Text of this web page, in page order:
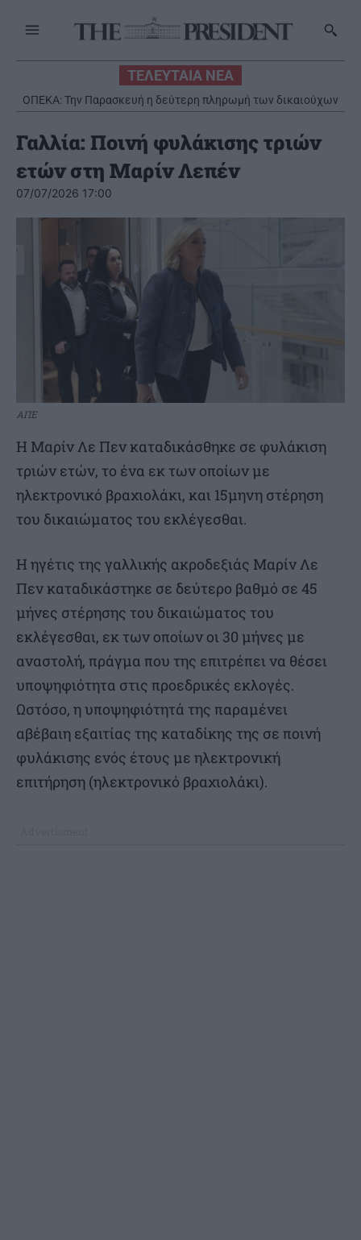
ΤΕΛΕΥΤΑΙΑ ΝΕΑ
ΟΠΕΚΑ: Την Παρασκευή η δεύτερη πληρωμή των δικαιούχων
του Λογαριασμού Αγροτικής Εστίας
Γαλλία: Ποινή φυλάκισης τριών
ετών στη Μαρίν Λεπέν
07/07/2026 17:00
ΑΠΕ
Η Μαρίν Λε Πεν καταδικάσθηκε σε φυλάκιση
τριών ετών, το ένα εκ των οποίων με
ηλεκτρονικό βραχιολάκι, και 15μηνη στέρηση
του δικαιώματος του εκλέγεσθαι.
Η ηγέτις της γαλλικής ακροδεξιάς Μαρίν Λε
Πεν καταδικάστηκε σε δεύτερο βαθμό σε 45
μήνες στέρησης του δικαιώματος του
εκλέγεσθαι, εκ των οποίων οι 30 μήνες με
αναστολή, πράγμα που της επιτρέπει να θέσει
υποψηφιότητα στις προεδρικές εκλογές.
Ωστόσο, η υποψηφιότητά της παραμένει
αβέβαιη εξαιτίας της καταδίκης της σε ποινή
φυλάκισης ενός έτους με ηλεκτρονική
επιτήρηση (ηλεκτρονικό βραχιολάκι).